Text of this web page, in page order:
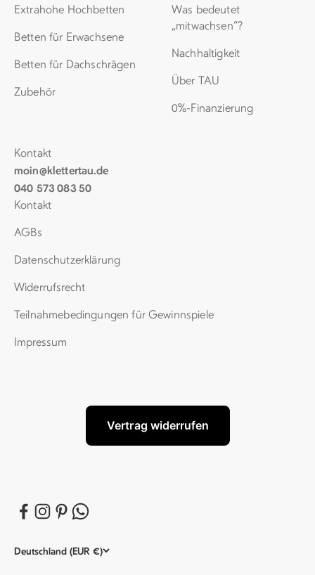
Extrahohe Hochbetten
Betten für Erwachsene
Betten für Dachschrägen
Zubehör
Was bedeutet
„mitwachsen“?
Nachhaltigkeit
Über TAU
0%-Finanzierung
Kontakt
moin@klettertau.de
040 573 083 50
Kontakt
AGBs
Datenschutz­erklärung
Widerrufsrecht
Teil­nahme­be­dingungen für Gewinn­spiele
Impressum
Vertrag widerrufen
Deutschland (EUR €)